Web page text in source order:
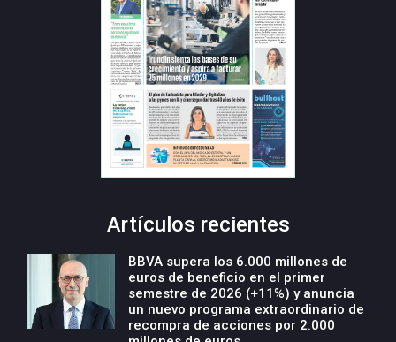
Artículos recientes
BBVA supera los 6.000 millones de
euros de beneficio en el primer
semestre de 2026 (+11%) y anuncia
un nuevo programa extraordinario de
recompra de acciones por 2.000